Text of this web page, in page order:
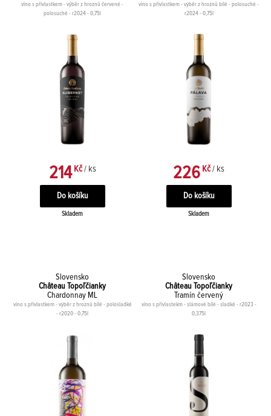
víno s přívlastkem - výběr z hroznů červené -
polosuché - r2024 - 0,75l
214 Kč / ks
Skladem
víno s přívlastkem - výběr z hroznů bílé - polosuché -
r2024 - 0,75l
226 Kč / ks
Skladem
Slovensko
Château Topoľčianky
Chardonnay ML
víno s přívlastkem - výběr z hroznů bílé - polosladké
- r2020 - 0,75l
Slovensko
Château Topoľčianky
Tramín červený
víno s přívlastekm - slámové bílé - sladké - r2023 -
0,375l